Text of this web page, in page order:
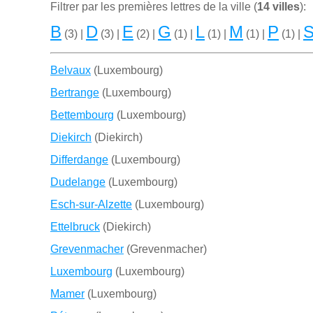
Filtrer par les premiѐres lettres de la ville (14 villes):
B (3) | D (3) | E (2) | G (1) | L (1) | M (1) | P (1) | S
Belvaux (Luxembourg)
Bertrange (Luxembourg)
Bettembourg (Luxembourg)
Diekirch (Diekirch)
Differdange (Luxembourg)
Dudelange (Luxembourg)
Esch-sur-Alzette (Luxembourg)
Ettelbruck (Diekirch)
Grevenmacher (Grevenmacher)
Luxembourg (Luxembourg)
Mamer (Luxembourg)